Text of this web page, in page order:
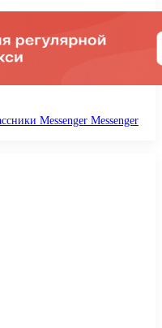
Messenger Messenger